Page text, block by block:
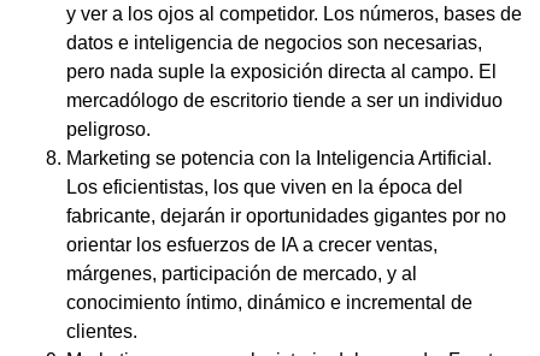
y ver a los ojos al competidor. Los números, bases de
datos e inteligencia de negocios son necesarias,
pero nada suple la exposición directa al campo. El
mercadólogo de escritorio tiende a ser un individuo
peligroso.
Marketing se potencia con la Inteligencia Artificial.
Los eficientistas, los que viven en la época del
fabricante, dejarán ir oportunidades gigantes por no
orientar los esfuerzos de IA a crecer ventas,
márgenes, participación de mercado, y al
conocimiento íntimo, dinámico e incremental de
clientes.